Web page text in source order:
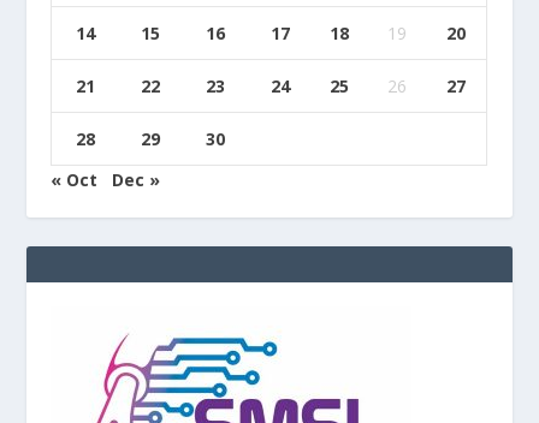
14 15 16 17 18 19 20
21 22 23 24 25 26 27
28 29
30
« Oct
Dec »